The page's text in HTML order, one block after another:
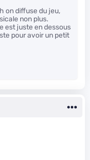
on diffuse du jeu,
non plus.
est juste en dessous
pour avoir un petit